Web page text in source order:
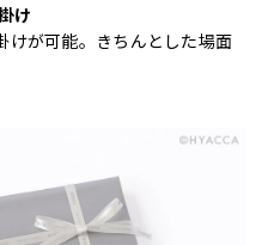
け
けが可能。きちんとした場面